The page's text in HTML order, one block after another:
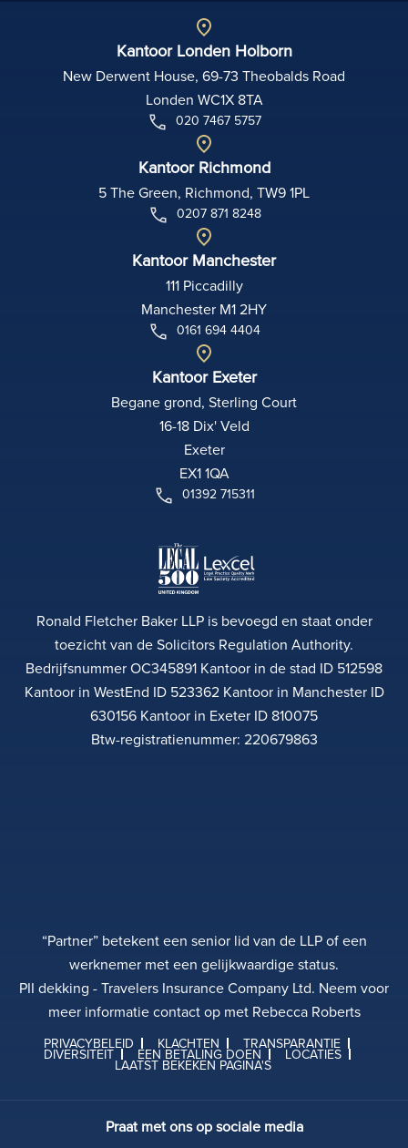
Kantoor Londen Holborn
New Derwent House, 69-73 Theobalds Road
Londen WC1X 8TA
020 7467 5757
Kantoor Richmond
5 The Green, Richmond, TW9 1PL
0207 871 8248
Kantoor Manchester
111 Piccadilly
Manchester M1 2HY
0161 694 4404
Kantoor Exeter
Begane grond, Sterling Court
16-18 Dix' Veld
Exeter
EX1 1QA
01392 715311
Ronald Fletcher Baker LLP is bevoegd en staat onder
toezicht van de Solicitors Regulation Authority.
Bedrijfsnummer OC345891 Kantoor in de stad ID 512598
Kantoor in WestEnd ID 523362 Kantoor in Manchester ID
630156 Kantoor in Exeter ID 810075
Btw-registratienummer: 220679863
“Partner” betekent een senior lid van de LLP of een
werknemer met een gelijkwaardige status.
PII dekking - Travelers Insurance Company Ltd. Neem voor
meer informatie contact op met Rebecca Roberts
PRIVACYBELEID KLACHTEN TRANSPARANTIE
DIVERSITEIT EEN BETALING DOEN LOCATIES
LAATST BEKEKEN PAGINA'S
Praat met ons op sociale media